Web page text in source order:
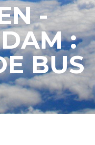
- A
:
BUS